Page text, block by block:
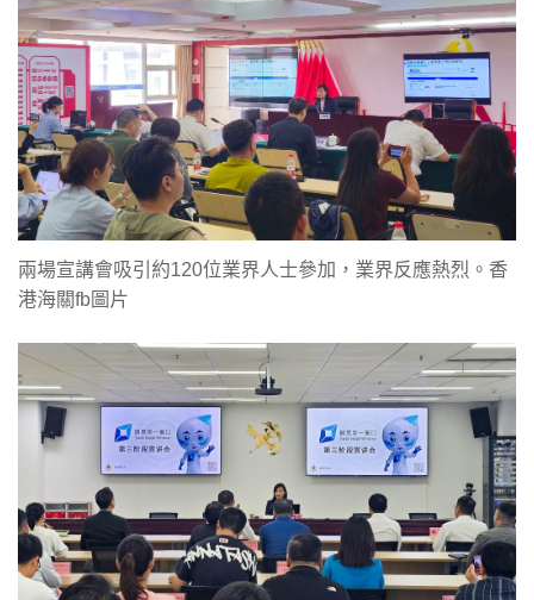
兩場宣講會吸引約120位業界人士參加，業界反應熱烈。香
港海關fb圖片